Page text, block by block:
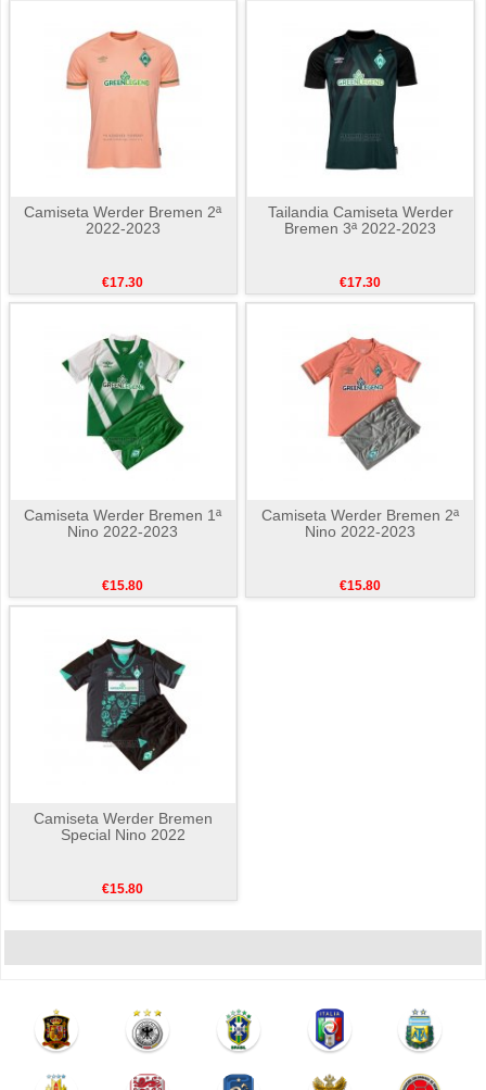
Camiseta Werder Bremen 2ª
2022-2023
€17.30
Tailandia Camiseta Werder
Bremen 3ª 2022-2023
€17.30
Camiseta Werder Bremen 1ª
Nino 2022-2023
€15.80
Camiseta Werder Bremen 2ª
Nino 2022-2023
€15.80
Camiseta Werder Bremen
Special Nino 2022
€15.80